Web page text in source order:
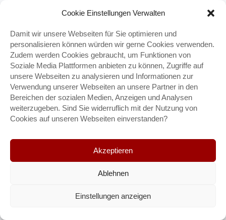
Cookie Einstellungen Verwalten
Damit wir unsere Webseiten für Sie optimieren und
personalisieren können würden wir gerne Cookies verwenden.
Zudem werden Cookies gebraucht, um Funktionen von
Soziale Media Plattformen anbieten zu können, Zugriffe auf
unsere Webseiten zu analysieren und Informationen zur
Verwendung unserer Webseiten an unsere Partner in den
Bereichen der sozialen Medien, Anzeigen und Analysen
weiterzugeben. Sind Sie widerruflich mit der Nutzung von
Cookies auf unseren Webseiten einverstanden?
Akzeptieren
Ablehnen
Einstellungen anzeigen
August 2024
Juni 2024
Mai 2024
April 2024
März 2024
Februar 2024
Januar 2024
Dezember 2023